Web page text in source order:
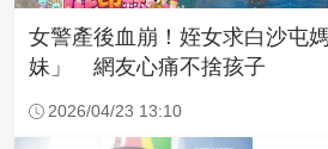
女警產後血崩！姪女求白沙屯
妹」 網友心痛不捨孩子
2026/04/23 13:10